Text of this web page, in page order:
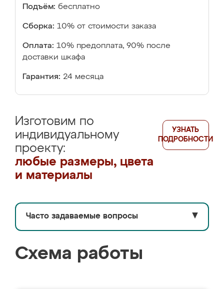
Подъём: бесплатно
Сборка: 10% от стоимости заказа
Оплата: 10% предоплата, 90% после
доставки шкафа
Гарантия: 24 месяца
Изготовим по
индивидуальному
проекту:
любые размеры, цвета
и материалы
УЗНАТЬ
ПОДРОБНОСТИ
Часто задаваемые вопросы ▼
Схема работы